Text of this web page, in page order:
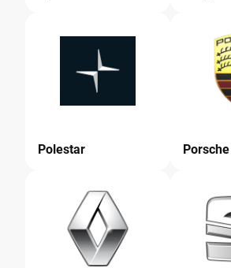
Polestar Porsche